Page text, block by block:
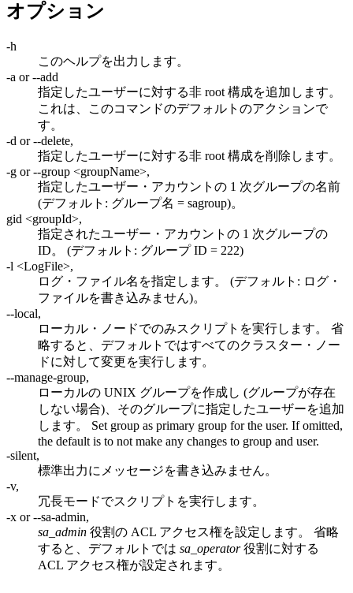
オプション
-h
このヘルプを出力します。
-a or --add
指定したユーザーに対する非 root 構成を追加します。
これは、このコマンドのデフォルトのアクションで
す。
-d or --delete,
指定したユーザーに対する非 root 構成を削除します。
-g or --group <groupName>,
指定したユーザー・アカウントの 1 次グループの名前
(デフォルト: グループ名 = sagroup)。
gid <groupId>,
指定されたユーザー・アカウントの 1 次グループの
ID。 (デフォルト: グループ ID = 222)
-l <LogFile>,
ログ・ファイル名を指定します。 (デフォルト: ログ・
ファイルを書き込みません)。
--local,
ローカル・ノードでのみスクリプトを実行します。 省
略すると、デフォルトではすべてのクラスター・ノー
ドに対して変更を実行します。
--manage-group,
ローカルの UNIX グループを作成し (グループが存在
しない場合)、そのグループに指定したユーザーを追加
します。 Set group as primary group for the user. If omitted,
the default is to not make any changes to group and user.
-silent,
標準出力にメッセージを書き込みません。
-v,
冗長モードでスクリプトを実行します。
-x or --sa-admin,
sa_admin 役割の ACL アクセス権を設定します。 省略
すると、デフォルトでは sa_operator役割に対する
ACL アクセス権が設定されます。